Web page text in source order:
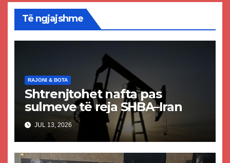
Të ngjajshme
RAJONI & BOTA
Shtrenjtohet nafta pas
sulmeve të reja SHBA–Iran
JUL 13, 2026